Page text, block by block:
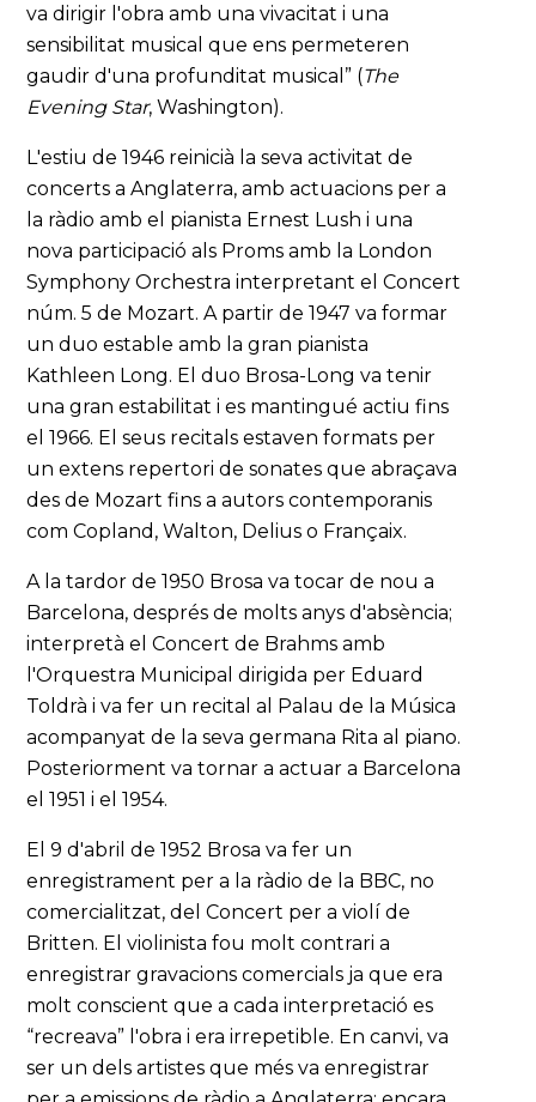
va dirigir l'obra amb una vivacitat i una
sensibilitat musical que ens permeteren
gaudir d'una profunditat musical” (The
Evening Star, Washington).
L'estiu de 1946 reinicià la seva activitat de
concerts a Anglaterra, amb actuacions per a
la ràdio amb el pianista Ernest Lush i una
nova participació als Proms amb la London
Symphony Orchestra interpretant el Concert
núm. 5 de Mozart. A partir de 1947 va formar
un duo estable amb la gran pianista
Kathleen Long. El duo Brosa-Long va tenir
una gran estabilitat i es mantingué actiu fins
el 1966. El seus recitals estaven formats per
un extens repertori de sonates que abraçava
des de Mozart fins a autors contemporanis
com Copland, Walton, Delius o Françaix.
A la tardor de 1950 Brosa va tocar de nou a
Barcelona, després de molts anys d'absència;
interpretà el Concert de Brahms amb
l'Orquestra Municipal dirigida per Eduard
Toldrà i va fer un recital al Palau de la Música
acompanyat de la seva germana Rita al piano.
Posteriorment va tornar a actuar a Barcelona
el 1951 i el 1954.
El 9 d'abril de 1952 Brosa va fer un
enregistrament per a la ràdio de la BBC, no
comercialitzat, del Concert per a violí de
Britten. El violinista fou molt contrari a
enregistrar gravacions comercials ja que era
molt conscient que a cada interpretació es
“recreava” l'obra i era irrepetible. En canvi, va
ser un dels artistes que més va enregistrar